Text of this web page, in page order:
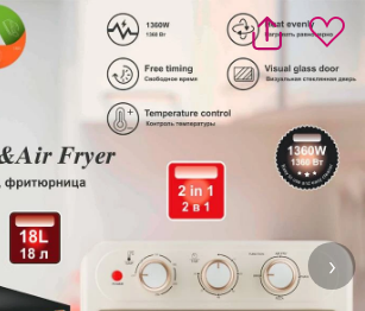
›